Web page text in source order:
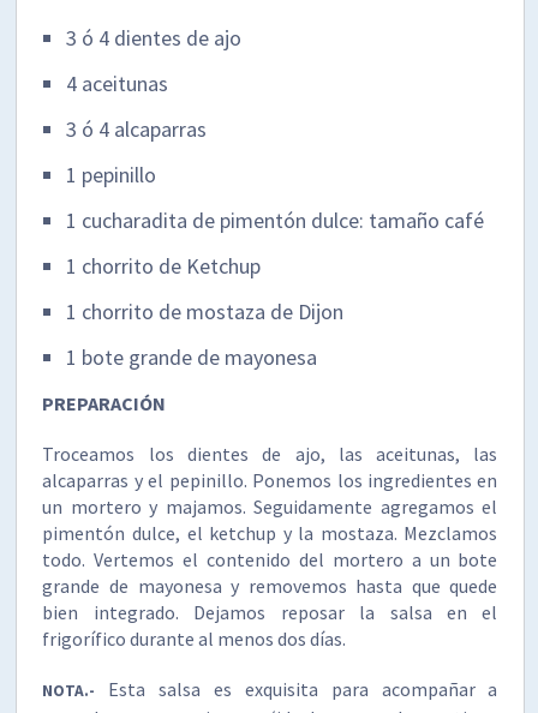
3 ó 4 dientes de ajo
4 aceitunas
3 ó 4 alcaparras
1 pepinillo
1 cucharadita de pimentón dulce: tamaño café
1 chorrito de Ketchup
1 chorrito de mostaza de Dijon
1 bote grande de mayonesa
PREPARACIÓN
Troceamos los dientes de ajo, las aceitunas, las
alcaparras y el pepinillo. Ponemos los ingredientes en
un mortero y majamos. Seguidamente agregamos el
pimentón dulce, el ketchup y la mostaza. Mezclamos
todo. Vertemos el contenido del mortero a un bote
grande de mayonesa y removemos hasta que quede
bien integrado. Dejamos reposar la salsa en el
frigorífico durante al menos dos días.
NOTA.-
Esta salsa es exquisita para acompañar a